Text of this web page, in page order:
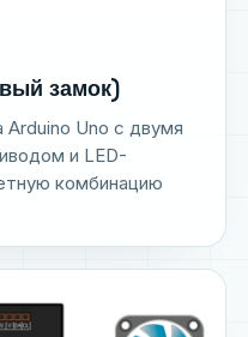
замок)
Uno с двумя
и LED-
комбинацию